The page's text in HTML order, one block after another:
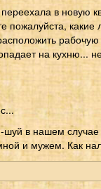
в новую
пожалуйста,
на кухню...
шуй в нашем
и мужем. Как